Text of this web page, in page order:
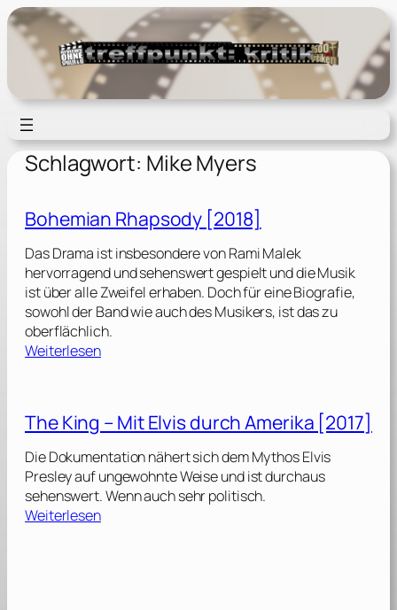
Zum
Inhalt
springen
Schlagwort: Mike Myers
Bohemian Rhapsody [2018]
Das Drama ist insbesondere von Rami Malek
hervorragend und sehenswert gespielt und die Musik
ist über alle Zweifel erhaben. Doch für eine Biografie,
sowohl der Band wie auch des Musikers, ist das zu
oberflächlich.
Weiterlesen:
e
m
i
a
n
R
The King – Mit Elvis durch Amerika [2017]
Die Dokumentation nähert sich dem Mythos Elvis
Presley auf ungewohnte Weise und ist durchaus
sehenswert. Wenn auch sehr politisch.
Weiterlesen: